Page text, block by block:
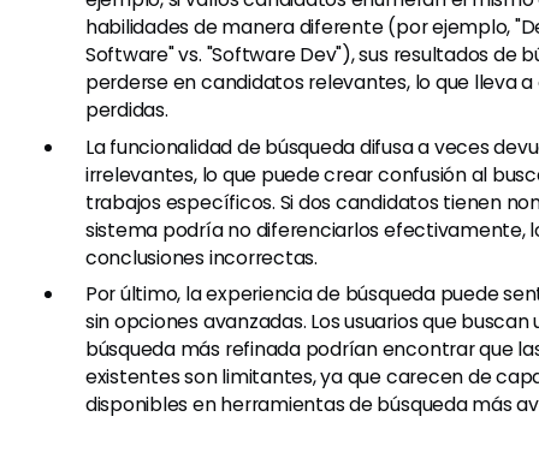
habilidades de manera diferente (por ejemplo,
Software" vs. "Software Dev"), sus resultados de
perderse en candidatos relevantes, lo que lleva
perdidas.
La funcionalidad de búsqueda difusa a veces
irrelevantes, lo que puede crear confusión al
trabajos específicos. Si dos candidatos tienen
sistema podría no diferenciarlos efectivamente,
conclusiones incorrectas.
Por último, la experiencia de búsqueda puede
sin opciones avanzadas. Los usuarios que
búsqueda más refinada podrían encontrar que
existentes son limitantes, ya que carecen de
disponibles en herramientas de búsqueda más